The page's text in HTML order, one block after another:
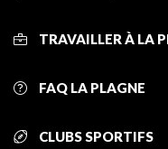
TRAVAILLER À LA
FAQ LA PLAGNE
CLUBS SPORTIFS